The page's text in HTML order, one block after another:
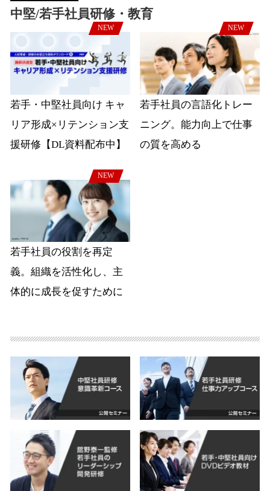
中堅/若手社員研修・教育
NEW
若手・中堅社員向け キャ
リア形成×リテンション支
援研修【DL資料配布中】
NEW
若手社員の言語化トレー
ニング。能力向上で仕事
の質を高める
NEW
若手社員の役割を再定
義。組織を活性化し、主
体的に成長を促すために